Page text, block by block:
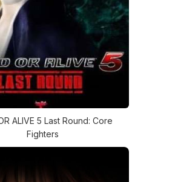
ALIVE 5 Last Round: Core
Fighters